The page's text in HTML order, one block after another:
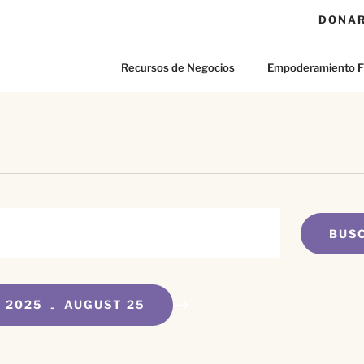
DONAR
Recursos de Negocios Empoderamiento
2025 - AUGUST 25